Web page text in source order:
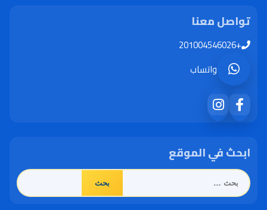
تواصل معنا
+201004546026
واتساب
ابحث في الموقع
البحث
عن: